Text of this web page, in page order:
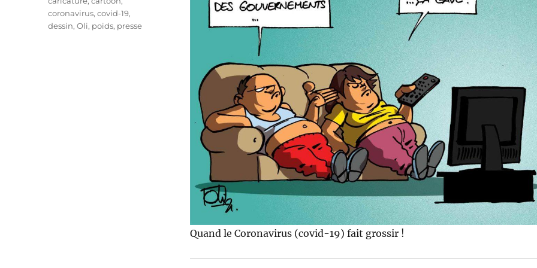
Quand le Coronavirus (covid-19) fait grossir !
coronavirus,covid-19,
dessin,Oli, poids, presse